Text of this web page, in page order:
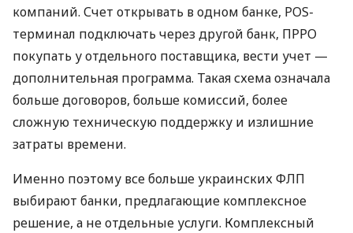
компаний. Счет открывать в одном банке, POS-
терминал подключать через другой банк, ПРРО
покупать у отдельного поставщика, вести учет —
дополнительная программа. Такая схема означала
больше договоров, больше комиссий, более
сложную техническую поддержку и излишние
затраты времени.
Именно поэтому все больше украинских ФЛП
выбирают банки, предлагающие комплексное
решение, а не отдельные услуги. Комплексный